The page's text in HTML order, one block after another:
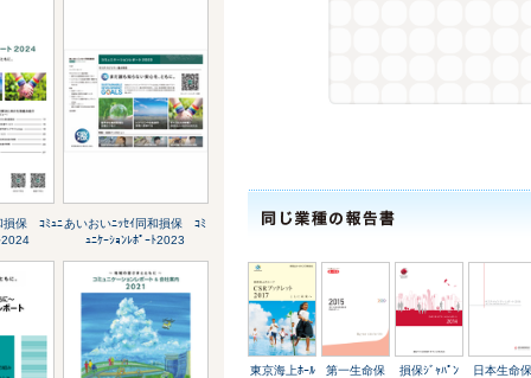
損保 ｺﾐｭﾆ
2024
あいおいﾆｯｾｲ同和損保 ｺﾐ
ｭﾆｹｰｼｮﾝﾚﾎﾟｰﾄ2023
東京海上ﾎｰﾙ
第一生命保
損保ｼﾞｬﾊﾟﾝ
日本生命保